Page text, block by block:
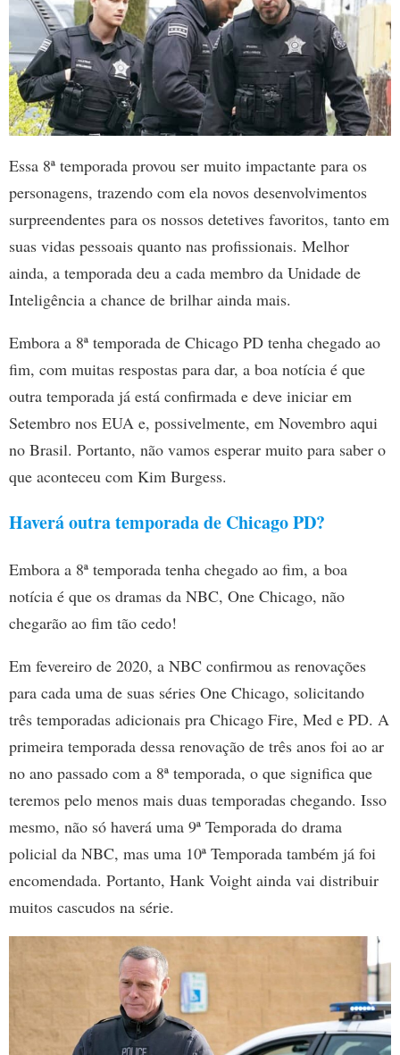
Essa 8ª temporada provou ser muito impactante para os
personagens, trazendo com ela novos desenvolvimentos
surpreendentes para os nossos detetives favoritos, tanto em
suas vidas pessoais quanto nas profissionais. Melhor
ainda, a temporada deu a cada membro da Unidade de
Inteligência a chance de brilhar ainda mais.
Embora a 8ª temporada de Chicago PD tenha chegado ao
fim, com muitas respostas para dar, a boa notícia é que
outra temporada já está confirmada e deve iniciar em
Setembro nos EUA e, possivelmente, em Novembro aqui
no Brasil. Portanto, não vamos esperar muito para saber o
que aconteceu com Kim Burgess.
Haverá outra temporada de Chicago PD?
Embora a 8ª temporada tenha chegado ao fim, a boa
notícia é que os dramas da NBC, One Chicago, não
chegarão ao fim tão cedo!
Em fevereiro de 2020, a NBC confirmou as renovações
para cada uma de suas séries One Chicago, solicitando
três temporadas adicionais pra Chicago Fire, Med e PD. A
primeira temporada dessa renovação de três anos foi ao ar
no ano passado com a 8ª temporada, o que significa que
teremos pelo menos mais duas temporadas chegando. Isso
mesmo, não só haverá uma 9ª Temporada do drama
policial da NBC, mas uma 10ª Temporada também já foi
encomendada. Portanto, Hank Voight ainda vai distribuir
muitos cascudos na série.